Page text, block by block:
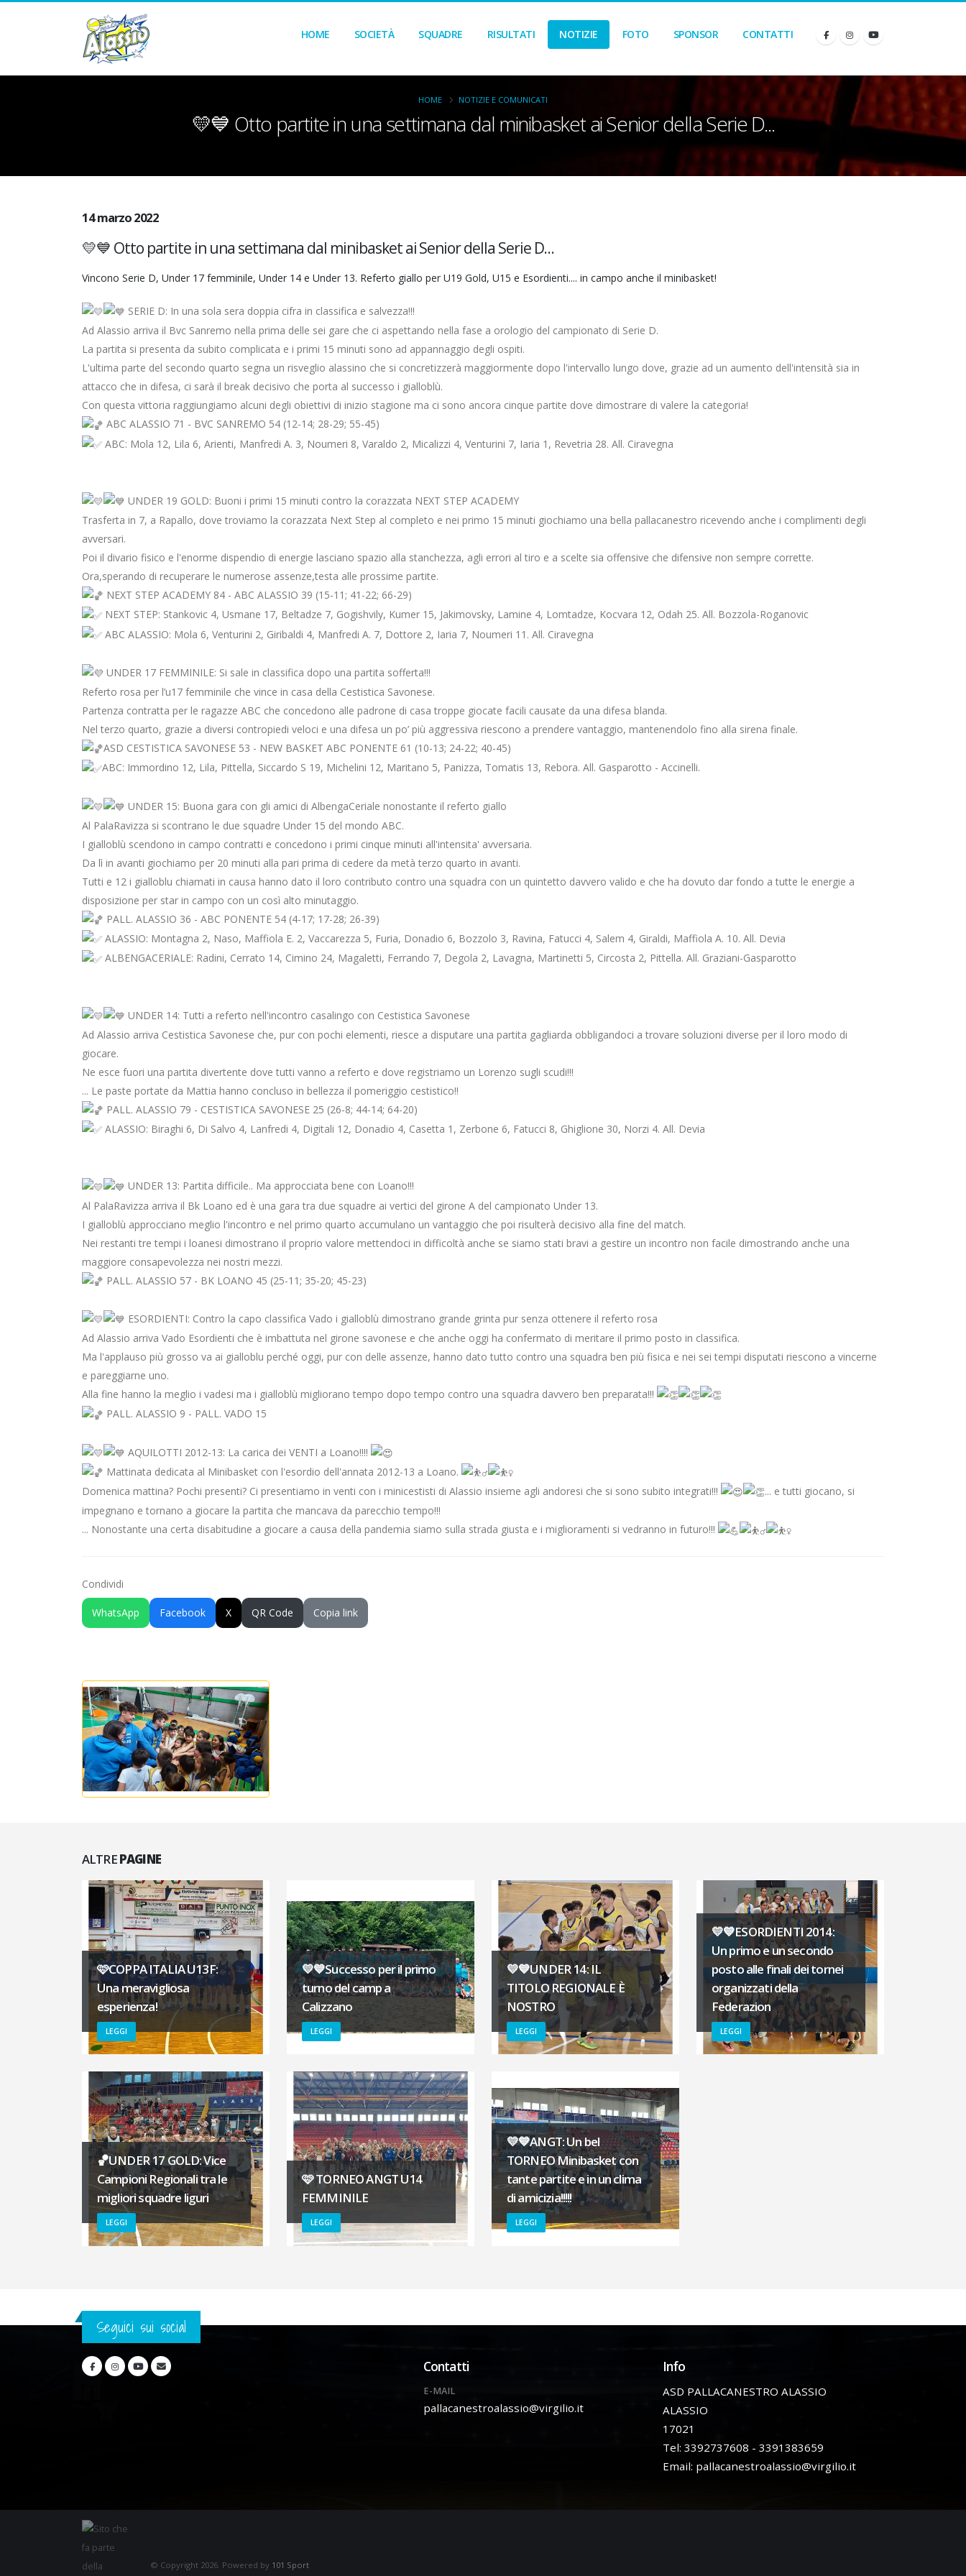
HOME SOCIETÀ SQUADRE RISULTATI NOTIZIE FOTO SPONSOR CONTATTI
💛💙 Otto partite in una settimana dal minibasket ai Senior della Serie D...
HOME NOTIZIE E COMUNICATI
14 marzo 2022
💛💙 Otto partite in una settimana dal minibasket ai Senior della Serie D...
Vincono Serie D, Under 17 femminile, Under 14 e Under 13. Referto giallo per U19 Gold, U15 e Esordienti.... in campo anche il minibasket!
SERIE D: In una sola sera doppia cifra in classifica e salvezza!!!
Ad Alassio arriva il Bvc Sanremo nella prima delle sei gare che ci aspettando nella fase a orologio del campionato di Serie D.
La partita si presenta da subito complicata e i primi 15 minuti sono ad appannaggio degli ospiti.
L'ultima parte del secondo quarto segna un risveglio alassino che si concretizzerà maggiormente dopo l'intervallo lungo dove, grazie ad un aumento dell'intensità sia in
attacco che in difesa, ci sarà il break decisivo che porta al successo i gialloblù.
Con questa vittoria raggiungiamo alcuni degli obiettivi di inizio stagione ma ci sono ancora cinque partite dove dimostrare di valere la categoria!
ABC ALASSIO 71 - BVC SANREMO 54 (12-14; 28-29; 55-45)
ABC: Mola 12, Lila 6, Arienti, Manfredi A. 3, Noumeri 8, Varaldo 2, Micalizzi 4, Venturini 7, Iaria 1, Revetria 28. All. Ciravegna
UNDER 19 GOLD: Buoni i primi 15 minuti contro la corazzata NEXT STEP ACADEMY
Trasferta in 7, a Rapallo, dove troviamo la corazzata Next Step al completo e nei primo 15 minuti giochiamo una bella pallacanestro ricevendo anche i complimenti degli
avversari.
Poi il divario fisico e l'enorme dispendio di energie lasciano spazio alla stanchezza, agli errori al tiro e a scelte sia offensive che difensive non sempre corrette.
Ora,sperando di recuperare le numerose assenze,testa alle prossime partite.
NEXT STEP ACADEMY 84 - ABC ALASSIO 39 (15-11; 41-22; 66-29)
NEXT STEP: Stankovic 4, Usmane 17, Beltadze 7, Gogishvily, Kumer 15, Jakimovsky, Lamine 4, Lomtadze, Kocvara 12, Odah 25. All. Bozzola-Roganovic
ABC ALASSIO: Mola 6, Venturini 2, Giribaldi 4, Manfredi A. 7, Dottore 2, Iaria 7, Noumeri 11. All. Ciravegna
UNDER 17 FEMMINILE: Si sale in classifica dopo una partita sofferta!!!
Referto rosa per l’u17 femminile che vince in casa della Cestistica Savonese.
Partenza contratta per le ragazze ABC che concedono alle padrone di casa troppe giocate facili causate da una difesa blanda.
Nel terzo quarto, grazie a diversi contropiedi veloci e una difesa un po’ più aggressiva riescono a prendere vantaggio, mantenendolo fino alla sirena finale.
ASD CESTISTICA SAVONESE 53 - NEW BASKET ABC PONENTE 61 (10-13; 24-22; 40-45)
ABC: Immordino 12, Lila, Pittella, Siccardo S 19, Michelini 12, Maritano 5, Panizza, Tomatis 13, Rebora. All. Gasparotto - Accinelli.
UNDER 15: Buona gara con gli amici di AlbengaCeriale nonostante il referto giallo
Al PalaRavizza si scontrano le due squadre Under 15 del mondo ABC.
I gialloblù scendono in campo contratti e concedono i primi cinque minuti all'intensita' avversaria.
Da lì in avanti giochiamo per 20 minuti alla pari prima di cedere da metà terzo quarto in avanti.
Tutti e 12 i gialloblu chiamati in causa hanno dato il loro contributo contro una squadra con un quintetto davvero valido e che ha dovuto dar fondo a tutte le energie a
disposizione per star in campo con un così alto minutaggio.
PALL. ALASSIO 36 - ABC PONENTE 54 (4-17; 17-28; 26-39)
ALASSIO: Montagna 2, Naso, Maffiola E. 2, Vaccarezza 5, Furia, Donadio 6, Bozzolo 3, Ravina, Fatucci 4, Salem 4, Giraldi, Maffiola A. 10. All. Devia
ALBENGACERIALE: Radini, Cerrato 14, Cimino 24, Magaletti, Ferrando 7, Degola 2, Lavagna, Martinetti 5, Circosta 2, Pittella. All. Graziani-Gasparotto
UNDER 14: Tutti a referto nell'incontro casalingo con Cestistica Savonese
Ad Alassio arriva Cestistica Savonese che, pur con pochi elementi, riesce a disputare una partita gagliarda obbligandoci a trovare soluzioni diverse per il loro modo di
giocare.
Ne esce fuori una partita divertente dove tutti vanno a referto e dove registriamo un Lorenzo sugli scudi!!!
... Le paste portate da Mattia hanno concluso in bellezza il pomeriggio cestistico!!
PALL. ALASSIO 79 - CESTISTICA SAVONESE 25 (26-8; 44-14; 64-20)
ALASSIO: Biraghi 6, Di Salvo 4, Lanfredi 4, Digitali 12, Donadio 4, Casetta 1, Zerbone 6, Fatucci 8, Ghiglione 30, Norzi 4. All. Devia
UNDER 13: Partita difficile.. Ma approcciata bene con Loano!!!
Al PalaRavizza arriva il Bk Loano ed è una gara tra due squadre ai vertici del girone A del campionato Under 13.
I gialloblù approcciano meglio l'incontro e nel primo quarto accumulano un vantaggio che poi risulterà decisivo alla fine del match.
Nei restanti tre tempi i loanesi dimostrano il proprio valore mettendoci in difficoltà anche se siamo stati bravi a gestire un incontro non facile dimostrando anche una
maggiore consapevolezza nei nostri mezzi.
PALL. ALASSIO 57 - BK LOANO 45 (25-11; 35-20; 45-23)
ESORDIENTI: Contro la capo classifica Vado i gialloblù dimostrano grande grinta pur senza ottenere il referto rosa
Ad Alassio arriva Vado Esordienti che è imbattuta nel girone savonese e che anche oggi ha confermato di meritare il primo posto in classifica.
Ma l'applauso più grosso va ai gialloblu perché oggi, pur con delle assenze, hanno dato tutto contro una squadra ben più fisica e nei sei tempi disputati riescono a vincerne
e pareggiarne uno.
Alla fine hanno la meglio i vadesi ma i gialloblù migliorano tempo dopo tempo contro una squadra davvero ben preparata!!!
PALL. ALASSIO 9 - PALL. VADO 15
AQUILOTTI 2012-13: La carica dei VENTI a Loano!!!!
Mattinata dedicata al Minibasket con l'esordio dell'annata 2012-13 a Loano.
Domenica mattina? Pochi presenti? Ci presentiamo in venti con i minicestisti di Alassio insieme agli andoresi che si sono subito integrati!!!
... e tutti giocano, si
impegnano e tornano a giocare la partita che mancava da parecchio tempo!!!
... Nonostante una certa disabitudine a giocare a causa della pandemia siamo sulla strada giusta e i miglioramenti si vedranno in futuro!!!
Condividi
WhatsApp Facebook X QR Code Copia link
ALTREPAGINE
🩷COPPA ITALIA U13F:
Una meravigliosa
esperienza!
LEGGI
💛💙Successo per il primo
turno del camp a
Calizzano
LEGGI
💛💙UNDER 14: IL
TITOLO REGIONALE È
NOSTRO
LEGGI
💛💙ESORDIENTI 2014:
Un primo e un secondo
posto alle finali dei tornei
organizzati della
Federazion
LEGGI
🏀UNDER 17 GOLD: Vice
Campioni Regionali tra le
migliori squadre liguri
LEGGI
🩷 TORNEO ANGT U14
FEMMINILE
LEGGI
💛💙ANGT: Un bel
TORNEO Minibasket con
tante partite e in un clima
di amicizia!!!!!
LEGGI
Seguici sui social
Contatti
E-MAIL
pallacanestroalassio@virgilio.it
Info
ASD PALLACANESTRO ALASSIO
ALASSIO
17021
Tel: 3392737608 - 3391383659
Email: pallacanestroalassio@virgilio.it
© Copyright 2026. Powered by 101 Sport